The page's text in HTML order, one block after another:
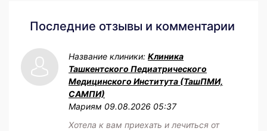
Последние отзывы и комментарии
Название клиники: Клиника
Ташкентского Педиатрического
Медицинского Института (ТашПМИ,
САМПИ)
Мариям 09.08.2026 05:37
Хотела к вам приехать и лечиться от